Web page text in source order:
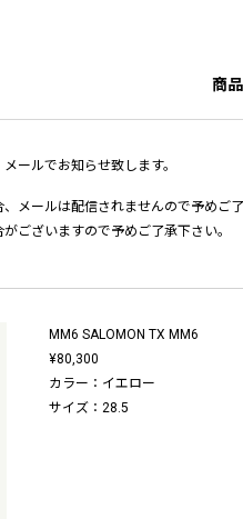
商
ールでお知らせ致します。
メールは配信されませんので予めご
ございますので予めご了承下さい。
MM6 SALOMON TX MM6
¥80,300
カラー：イエロー
サイズ：28.5